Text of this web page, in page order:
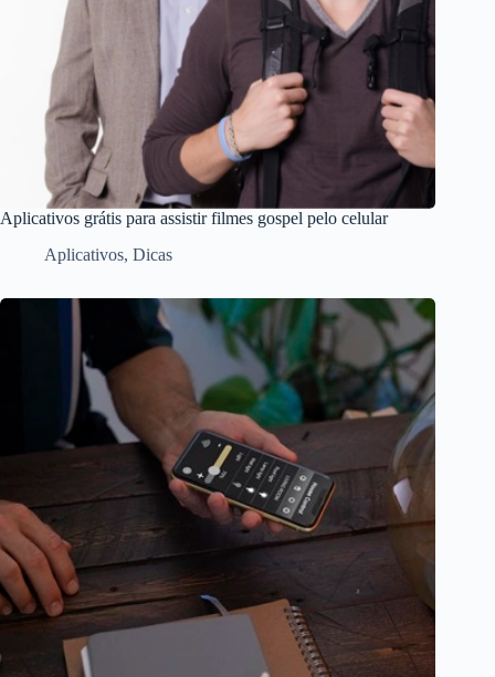
Aplicativos grátis para assistir filmes gospel pelo celular
Aplicativos, Dicas